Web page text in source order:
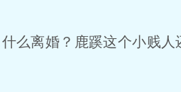
离婚？鹿蹊这个小贱人